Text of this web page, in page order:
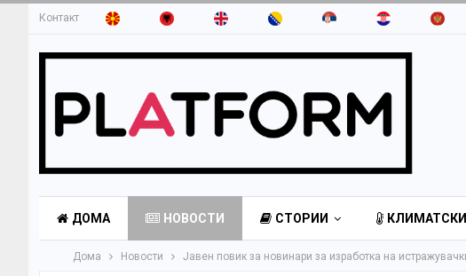
Контакт
ДОМА НОВОСТИ СТОРИИ
Дома Новости Јавен повик за новинари за изработка на